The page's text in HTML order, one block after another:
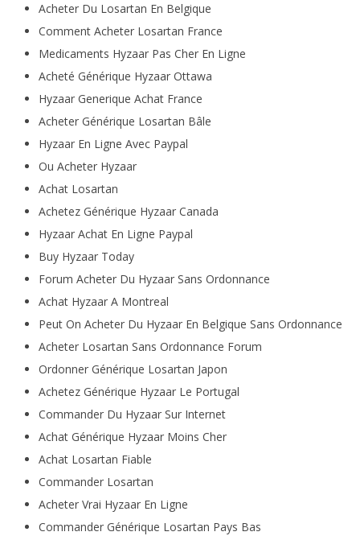
Acheter Du Losartan En Belgique
Comment Acheter Losartan France
Medicaments Hyzaar Pas Cher En Ligne
Acheté Générique Hyzaar Ottawa
Hyzaar Generique Achat France
Acheter Générique Losartan Bâle
Hyzaar En Ligne Avec Paypal
Ou Acheter Hyzaar
Achat Losartan
Achetez Générique Hyzaar Canada
Hyzaar Achat En Ligne Paypal
Buy Hyzaar Today
Forum Acheter Du Hyzaar Sans Ordonnance
Achat Hyzaar A Montreal
Peut On Acheter Du Hyzaar En Belgique Sans Ordonnance
Acheter Losartan Sans Ordonnance Forum
Ordonner Générique Losartan Japon
Achetez Générique Hyzaar Le Portugal
Commander Du Hyzaar Sur Internet
Achat Générique Hyzaar Moins Cher
Achat Losartan Fiable
Commander Losartan
Acheter Vrai Hyzaar En Ligne
Commander Générique Losartan Pays Bas